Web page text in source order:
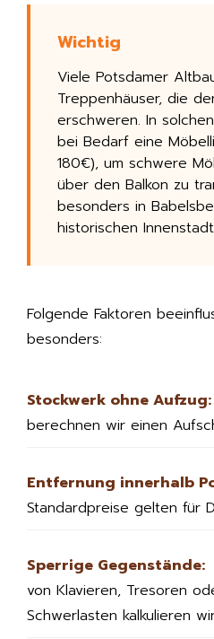
Viele Potsdamer
Treppenhäuser, die
erschweren. In
bei Bedarf eine
180€), um schwere
über den Balkon zu
besonders in
historischen
Folgende Faktoren
besonders:
Stockwerk ohne Aufzug:
berechnen wir einen
Entfernung innerhalb
Standardpreise gelten für
Sperrige Gegenstände:
von Klavieren, Tresoren
Schwerlasten kalkulieren